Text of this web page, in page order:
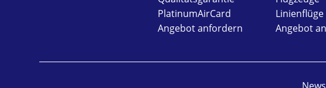
PlatinumAirCard
Angebot anfordern
Angebot